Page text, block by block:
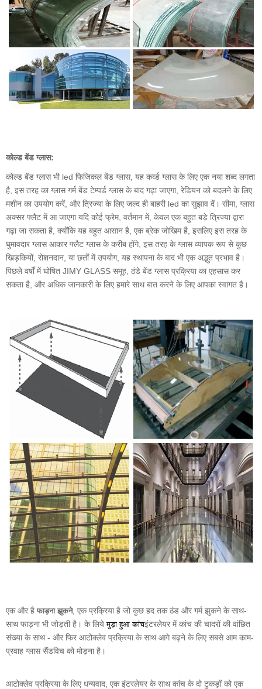
कोल्ड बेंड ग्लास:
कोल्ड बेंड ग्लास भी led फिजिकल बेंड ग्लास, यह कर्व्ड ग्लास के लिए एक नया शब्द लगता
है, इस तरह का ग्लास गर्म बेंड टेम्पर्ड ग्लास के बाद गढ़ा जाएगा, रेडियन को बदलने के लिए
मशीन का उपयोग करें, और त्रिज्या के लिए जल्द ही बाहरी led का सुझाव दें। सीमा, ग्लास
अक्सर फ्लैट में आ जाएगा यदि कोई फ्रेम, वर्तमान में, केवल एक बहुत बड़े त्रिज्या द्वारा
गढ़ा जा सकता है, क्योंकि यह बहुत आसान है, एक ब्रेक जोखिम है, इसलिए इस तरह के
घुमावदार ग्लास आकार फ्लैट ग्लास के करीब होंगे, इस तरह के ग्लास व्यापक रूप से कुछ
खिड़कियों, रोशनदान, या छतों में उपयोग, यह स्थापना के बाद भी एक अद्भुत प्रभाव है।
पिछले वर्षों में घोषित JIMY GLASS समूह, ठंडे बेंड ग्लास प्रक्रिया का एहसास कर
सकता है, और अधिक जानकारी के लिए हमारे साथ बात करने के लिए आपका स्वागत है।
एक और है फाड़ना झुकने, एक प्रक्रिया है जो कुछ हद तक ठंड और गर्म झुकने के साथ-
साथ फाड़ना भी जोड़ती है। के लियेमुड़ा हुआ कांचइंटरलेयर में कांच की चादरों की वांछित
संख्या के साथ - और फिर आटोक्लेव प्रक्रिया के साथ आगे बढ़ने के लिए सबसे आम काम-
प्रवाह ग्लास सैंडविच को मोड़ना है।
आटोक्लेव प्रक्रिया के लिए धन्यवाद, एक इंटरलेयर के साथ कांच के दो टुकड़ों को एक